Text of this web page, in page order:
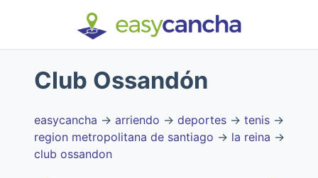
Club Ossandón
easycancha → arriendo → deportes → tenis →
region metropolitana de santiago → la reina →
club ossandon